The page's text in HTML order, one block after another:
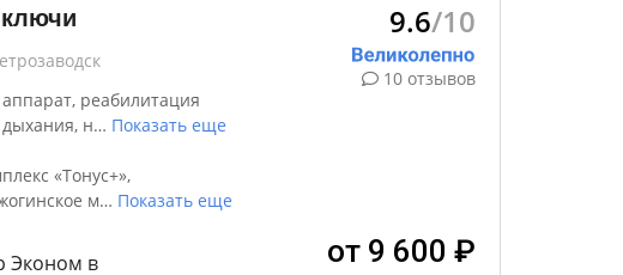
реабилитация
н… Показать еще
«Тонус+»,
м… Показать еще
Эконом в
9.6/10
10 отзывов
от 9 600 ₽